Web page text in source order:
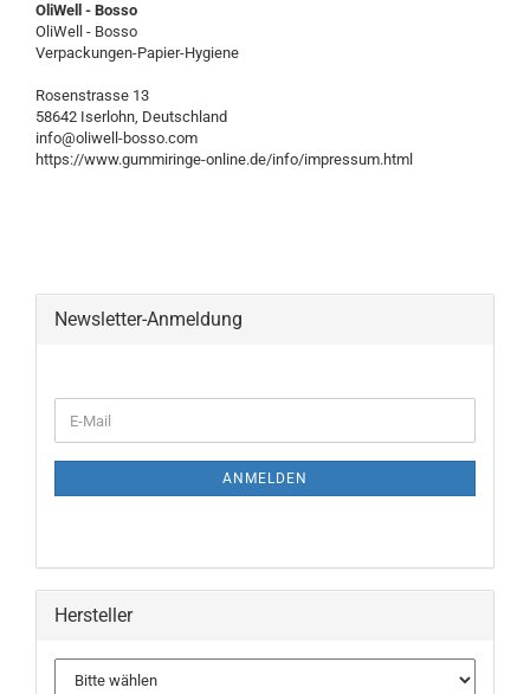
OliWell - Bosso
OliWell - Bosso
Verpackungen-Papier-Hygiene
Rosenstrasse 13
58642 Iserlohn, Deutschland
info@oliwell-bosso.com
https://www.gummiringe-online.de/info/impressum.html
Newsletter-Anmeldung
ZUR
E-
Mail
ANMELDEN
Hersteller